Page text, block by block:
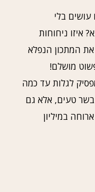
בלי
איזו ניחוחות
המתכון הנפלא
מושלם!
לגלות עד כמה
בשר טעים, אלא גם
במיליון